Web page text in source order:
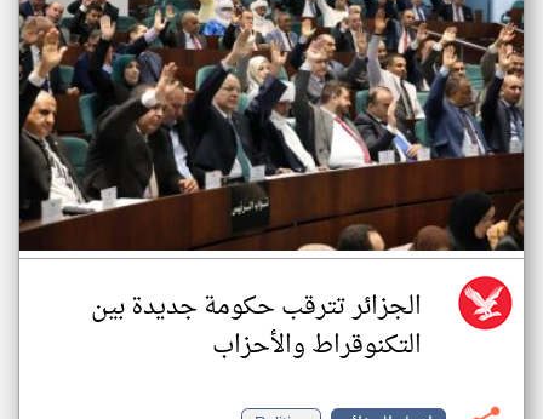
الجزائر تترقب حكومة جديدة بين
التكنوقراط والأحزاب